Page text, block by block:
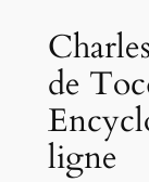
de
ligne